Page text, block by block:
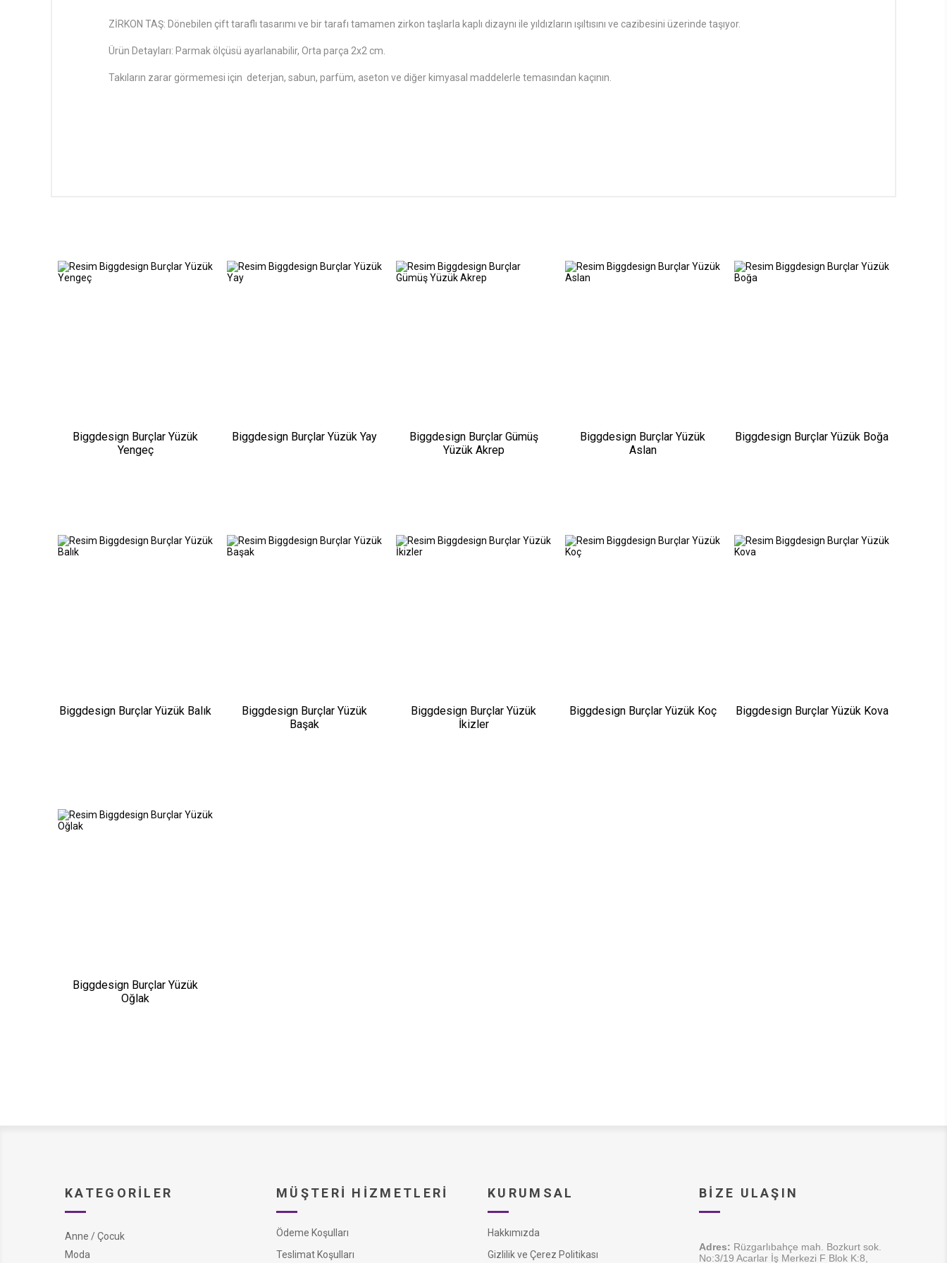
ZİRKON TAŞ: Dönebilen çift taraflı tasarımı ve bir tarafı tamamen zirkon taşlarla kaplı dizaynı ile yıldızların ışıltısını ve cazibesini üzerinde taşıyor.
Ürün Detayları: Parmak ölçüsü ayarlanabilir, Orta parça 2x2 cm.
Takıların zarar görmemesi için deterjan, sabun, parfüm, aseton ve diğer kimyasal maddelerle temasından kaçının.
Biggdesign Burçlar Yüzük
Yengeç
Biggdesign Burçlar Yüzük Yay
Biggdesign Burçlar Gümüş
Yüzük Akrep
Biggdesign Burçlar Yüzük
Aslan
Biggdesign Burçlar Yüzük Boğa
Biggdesign Burçlar Yüzük Balık
Biggdesign Burçlar Yüzük
Başak
Biggdesign Burçlar Yüzük
İkizler
Biggdesign Burçlar Yüzük Koç Biggdesign Burçlar Yüzük Kova
Biggdesign Burçlar Yüzük
Oğlak
KATEGORILER
Anne / Çocuk
Moda
MÜŞTERI HIZMETLERI
Ödeme Koşulları
Teslimat Koşulları
KURUMSAL
Hakkımızda
Gizlilik ve Çerez Politikası
BIZE ULAŞIN
Adres: Rüzgarlıbahçe mah. Bozkurt sok.
No:3/19 Acarlar İş Merkezi F Blok K:8,